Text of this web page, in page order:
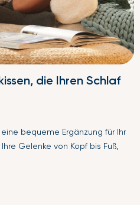
die Ihren Schlaf
bequeme Ergänzung für Ihr
Gelenke von Kopf bis Fuß,